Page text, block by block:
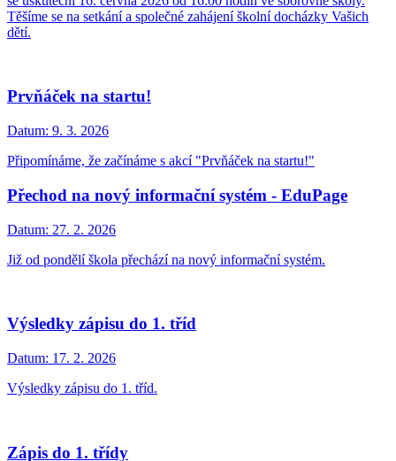
Těšíme se na setkání a společné zahájení školní docházky Vašich
dětí.
Prvňáček na startu!
Datum: 9. 3. 2026
Připomínáme, že začínáme s akcí "Prvňáček na startu!"
Přechod na nový informační systém - EduPage
Datum: 27. 2. 2026
Již od pondělí škola přechází na nový informační systém.
Výsledky zápisu do 1. tříd
Datum: 17. 2. 2026
Výsledky zápisu do 1. tříd.
Zápis do 1. třídy